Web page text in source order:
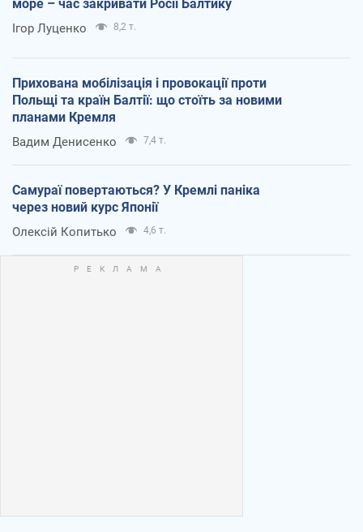
море – час закривати Росії Балтику
Ігор Луценко 8,2 т.
Прихована мобілізація і провокації проти
Польщі та країн Балтії: що стоїть за новими
планами Кремля
Вадим Денисенко 7,4 т.
Самураї повертаються? У Кремлі паніка
через новий курс Японії
Олексій Копитько 4,6 т.